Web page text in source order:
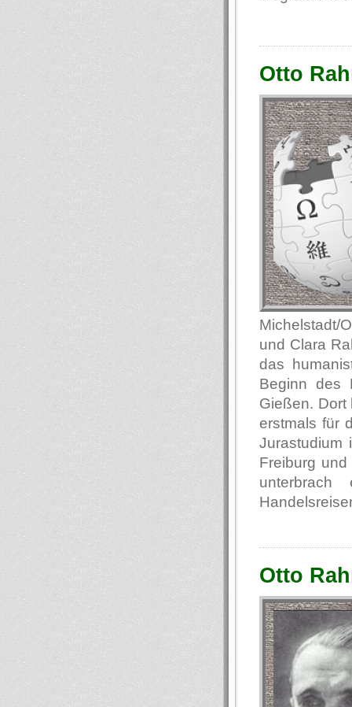
Otto
Michelstadt/
und Clara
das
Beginn des
Gießen. Dort
erstmals für
Jurastudium
Freiburg
Otto